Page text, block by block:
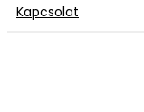
Kapcsolat